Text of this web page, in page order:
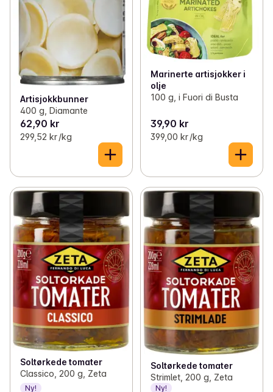
Artisjokkbunner
400 g, Diamante
62,90 kr
299,52 kr /kg
Marinerte artisjokker i
olje
100 g, i Fuori di Busta
39,90 kr
399,00 kr /kg
Soltørkede tomater
Classico, 200 g, Zeta
Ny!
Soltørkede tomater
Strimlet, 200 g, Zeta
Ny!